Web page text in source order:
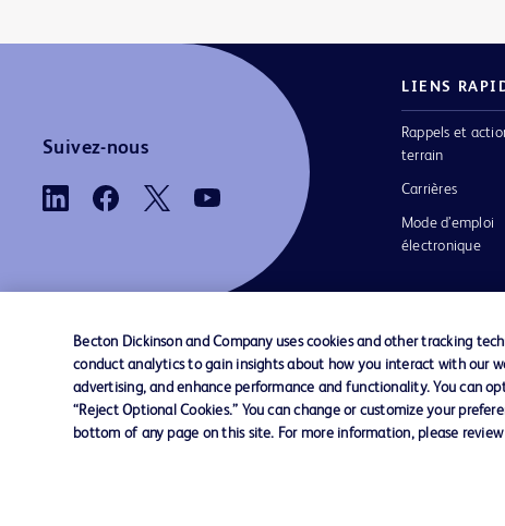
Suivez-nous
LIENS
Rappels et
terrain
Carrières
Mode d’emploi
électronique
Nous contacter Préférences en matière de cookies
Becton Dickinson and Company uses cookies and other tracking
conduct analytics to gain insights about how you interact with our
advertising, and enhance performance and functionality. You can
“Reject Optional Cookies.” You can change or customize your
bottom of any page on this site. For more information, please